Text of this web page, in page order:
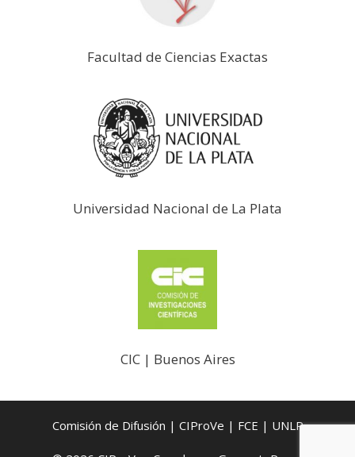
Facultad de Ciencias Exactas
Universidad Nacional de La Plata
CIC | Buenos Aires
Comisión de Difusión | CIProVe | FCE | UNLP